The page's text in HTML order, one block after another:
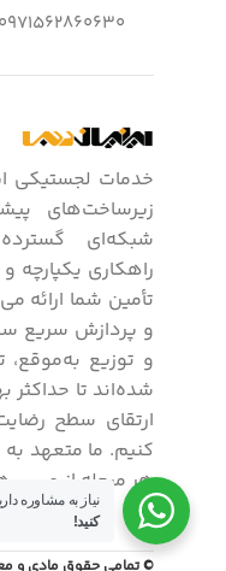
خدمات لجستیکی
زیرساخت‌های
شبکه‌ای
راهکاری یکپارچه
تأمین شما ارائه
و پردازش سریع
و توزیع به‌موقع،
شده‌اند تا
ارتقای سطح
کنیم. ما متعهد
هر مرحله از مسیر
© تمامی حقوق مادی و
نیاز به مشاوره
کنید!